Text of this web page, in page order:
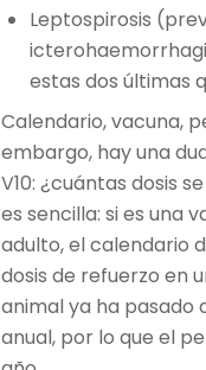
Leptospirosis
estas dos últimas
Calendario, vacuna,
embargo, hay una
V10: ¿cuántas dosis
es sencilla: si es una
adulto, el calendario
dosis de refuerzo en
animal ya ha pasado
anual, por lo que el